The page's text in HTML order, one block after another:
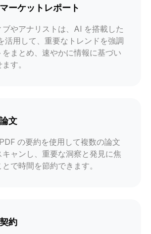
ーケットレポート
ブやアナリストは、AI を搭載した
活用して、重要なトレンドを強調
をまとめ、速やかに情報に基づい
す。
文
の要約を使用して複数の論文
キャンし、重要な洞察と発見に焦
で時間を節約できます。
約